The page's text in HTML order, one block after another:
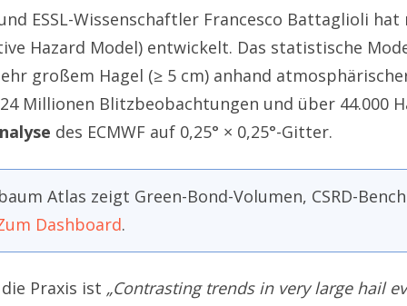
ESSL-Wissenschaftler Francesco Battaglioli
Hazard Model) entwickelt. Das statistische
großem Hagel (≥ 5 cm) anhand
Millionen Blitzbeobachtungen und über 44.000
des ECMWF auf 0,25° × 0,25°-Gitter.
Atlas zeigt Green-Bond-Volumen, CSRD-
Dashboard.
Praxis ist „Contrasting trends in very large hail